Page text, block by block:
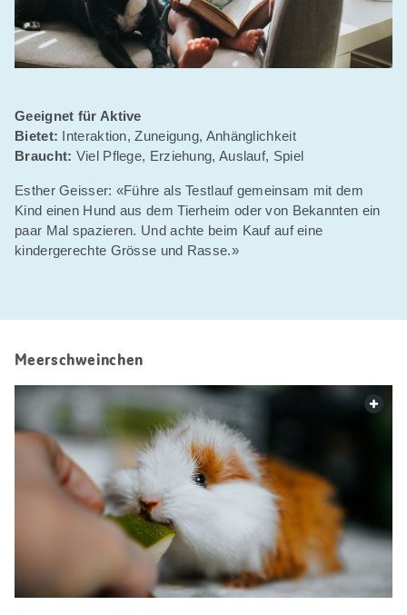
Geeignet für Aktive
Bietet: Interaktion, Zuneigung, Anhänglichkeit
Braucht: Viel Pflege, Erziehung, Auslauf, Spiel
Esther Geisser: «Führe als Testlauf gemeinsam mit dem
Kind einen Hund aus dem Tierheim oder von Bekannten ein
paar Mal spazieren. Und achte beim Kauf auf eine
kindergerechte Grösse und Rasse.»
Meerschweinchen